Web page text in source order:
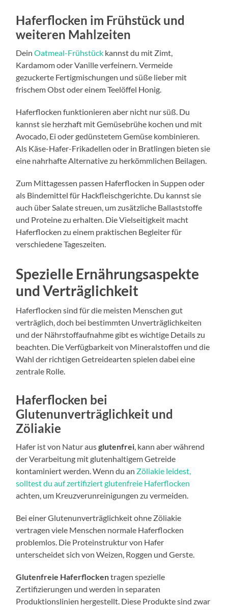
Haferflocken im Frühstück und
weiteren Mahlzeiten
DeinOatmeal-Frühstück kannst du mit Zimt,
Kardamom oder Vanille verfeinern. Vermeide
gezuckerte Fertigmischungen und süße lieber mit
frischem Obst oder einem Teelöffel Honig.
Haferflocken funktionieren aber nicht nur süß. Du
kannst sie herzhaft mit Gemüsebrühe kochen und mit
Avocado, Ei oder gedünstetem Gemüse kombinieren.
Als Käse-Hafer-Frikadellen oder in Bratlingen bieten sie
eine nahrhafte Alternative zu herkömmlichen Beilagen.
Zum Mittagessen passen Haferflocken in Suppen oder
als Bindemittel für Hackfleischgerichte. Du kannst sie
auch über Salate streuen, um zusätzliche Ballaststoffe
und Proteine zu erhalten. Die Vielseitigkeit macht
Haferflocken zu einem praktischen Begleiter für
verschiedene Tageszeiten.
Spezielle Ernährungsaspekte
und Verträglichkeit
Haferflocken sind für die meisten Menschen gut
verträglich, doch bei bestimmten Unverträglichkeiten
und der Nährstoffaufnahme gibt es wichtige Details zu
beachten. Die Verfügbarkeit von Mineralstoffen und die
Wahl der richtigen Getreidearten spielen dabei eine
zentrale Rolle.
Haferflocken bei
Glutenunverträglichkeit und
Zöliakie
Hafer ist von Natur ausglutenfrei, kann aber während
der Verarbeitung mit glutenhaltigem Getreide
kontaminiert werden. Wenn du an Zöliakie leidest,
solltest du auf zertifiziert glutenfreie Haferflocken
achten, um Kreuzverunreinigungen zu vermeiden.
Bei einer Glutenunverträglichkeit ohne Zöliakie
vertragen viele Menschen normale Haferflocken
problemlos. Die Proteinstruktur von Hafer
unterscheidet sich von Weizen, Roggen und Gerste.
Glutenfreie Haferflockentragen spezielle
Zertifizierungen und werden in separaten
Produktionslinien hergestellt. Diese Produkte sind zwar